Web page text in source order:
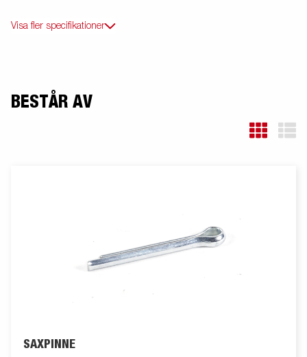
Visa fler specifikationer
BESTÅR AV
SAXPINNE